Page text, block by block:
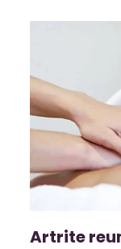
Artrite